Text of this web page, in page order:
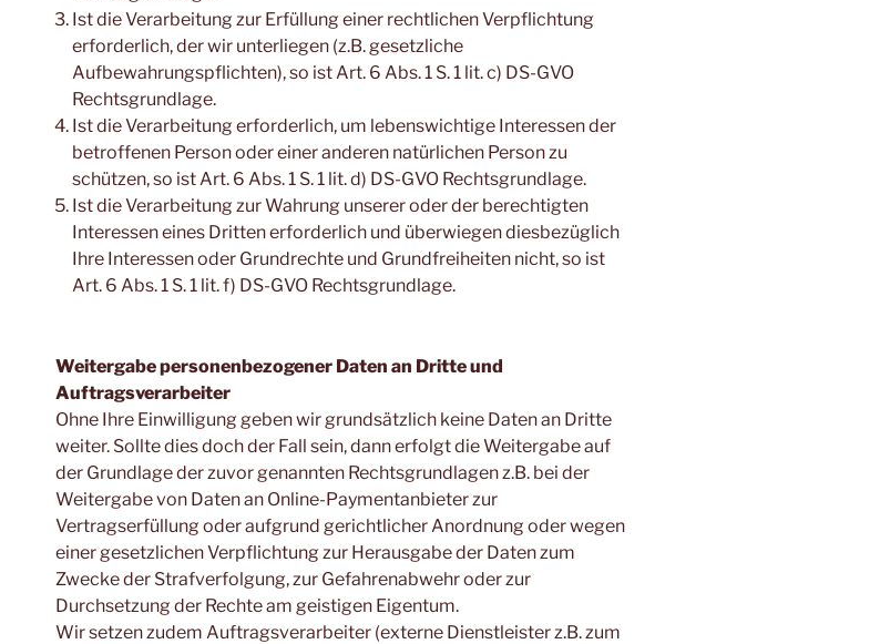
Ist die Verarbeitung zur Erfüllung einer rechtlichen Verpflichtung
erforderlich, der wir unterliegen (z.B. gesetzliche
Aufbewahrungspflichten), so ist Art. 6 Abs. 1 S. 1 lit. c) DS-GVO
Rechtsgrundlage.
Ist die Verarbeitung erforderlich, um lebenswichtige Interessen der
betroffenen Person oder einer anderen natürlichen Person zu
schützen, so ist Art. 6 Abs. 1 S. 1 lit. d) DS-GVO Rechtsgrundlage.
Ist die Verarbeitung zur Wahrung unserer oder der berechtigten
Interessen eines Dritten erforderlich und überwiegen diesbezüglich
Ihre Interessen oder Grundrechte und Grundfreiheiten nicht, so ist
Art. 6 Abs. 1 S. 1 lit. f) DS-GVO Rechtsgrundlage.
Weitergabe personenbezogener Daten an Dritte und
Auftragsverarbeiter
Ohne Ihre Einwilligung geben wir grundsätzlich keine Daten an Dritte
weiter. Sollte dies doch der Fall sein, dann erfolgt die Weitergabe auf
der Grundlage der zuvor genannten Rechtsgrundlagen z.B. bei der
Weitergabe von Daten an Online-Paymentanbieter zur
Vertragserfüllung oder aufgrund gerichtlicher Anordnung oder wegen
einer gesetzlichen Verpflichtung zur Herausgabe der Daten zum
Zwecke der Strafverfolgung, zur Gefahrenabwehr oder zur
Durchsetzung der Rechte am geistigen Eigentum.
Wir setzen zudem Auftragsverarbeiter (externe Dienstleister z.B. zum